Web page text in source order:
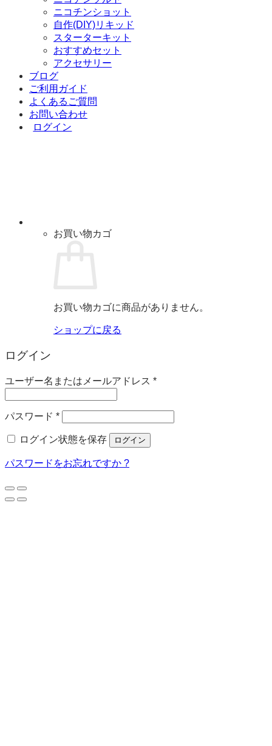
ニコチンショット
自作(DIY)リキッド
スターターキット
おすすめセット
アクセサリー
ブログ
ご利用ガイド
よくあるご質問
お問い合わせ
ログイン
お買い物カゴ
お買い物カゴに商品がありません。
ショップに戻る
ログイン
ユーザー名またはメールアドレス *必
パスワード *必
ログイン状態を保存
ログイン
パスワードをお忘れですか ?